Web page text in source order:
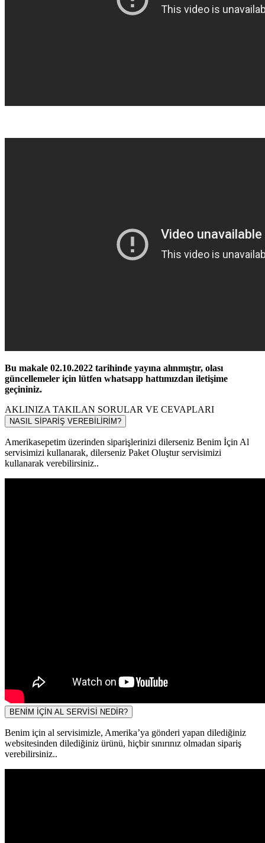
Bu makale 02.10.2022 tarihinde yayına alınmıştır, olası
güncellemeler için lütfen whatsapp hattımızdan iletişime
geçininiz.
AKLINIZA TAKILAN SORULAR VE CEVAPLARI
NASIL SİPARİŞ VEREBİLİRİM?
Amerikasepetim üzerinden siparişlerinizi dilerseniz Benim İçin Al
servisimizi kullanarak, dilerseniz Paket Oluştur servisimizi
kullanarak verebilirsiniz..
BENİM İÇİN AL SERVİSİ NEDİR?
Benim için al servisimizle, Amerika’ya gönderi yapan dilediğiniz
websitesinden dilediğiniz ürünü, hiçbir sınırınız olmadan sipariş
verebilirsiniz..